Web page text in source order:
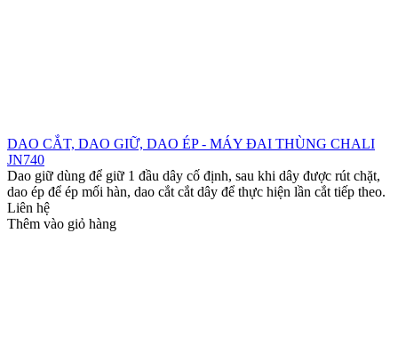
DAO CẮT, DAO GIỮ, DAO ÉP - MÁY ĐAI THÙNG CHALI
JN740
Dao giữ dùng để giữ 1 đầu dây cố định, sau khi dây được rút chặt,
dao ép để ép mối hàn, dao cắt cắt dây để thực hiện lần cắt tiếp theo.
Liên hệ
Thêm vào giỏ hàng